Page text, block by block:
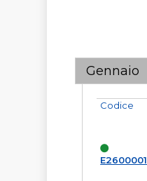
Gennaio
Codice
E2600001